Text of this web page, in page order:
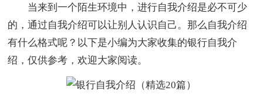
当来到一个陌生环境中，进行自我介绍是必不可少
的，通过自我介绍可以让别人认识自己。那么自我介绍
有什么格式呢？以下是小编为大家收集的银行自我介
绍，仅供参考，欢迎大家阅读。